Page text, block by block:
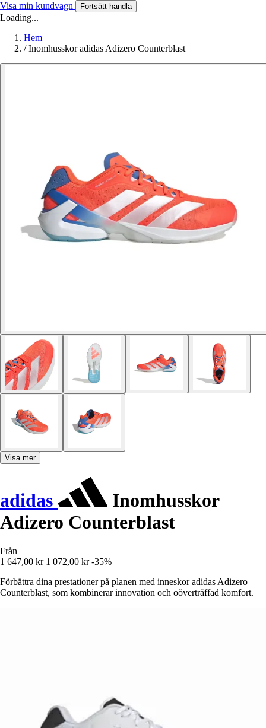
Visa min kundvagn Fortsätt handla
Loading...
Hem
/ Inomhusskor adidas Adizero Counterblast
Visa mer
adidas
Inomhusskor
Adizero Counterblast
Från
1 647,00 kr 1 072,00 kr -35%
Förbättra dina prestationer på planen med inneskor adidas Adizero
Counterblast, som kombinerar innovation och oöverträffad komfort.